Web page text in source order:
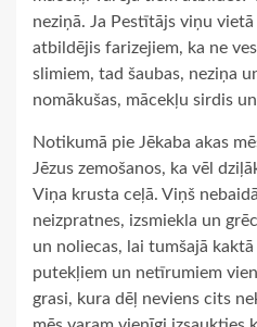
neziņā. Ja Pestītājs viņu
atbildējis farizejiem, ka ne
slimiem, tad šaubas, neziņa
nomākušas, mācekļu sirdis
Notikumā pie Jēkaba akas
Jēzus zemošanos, ka vēl
Viņa krusta ceļā. Viņš
neizpratnes, izsmiekla un
un noliecas, lai tumšajā
putekļiem un netīrumiem
grasi, kura dēļ neviens cits